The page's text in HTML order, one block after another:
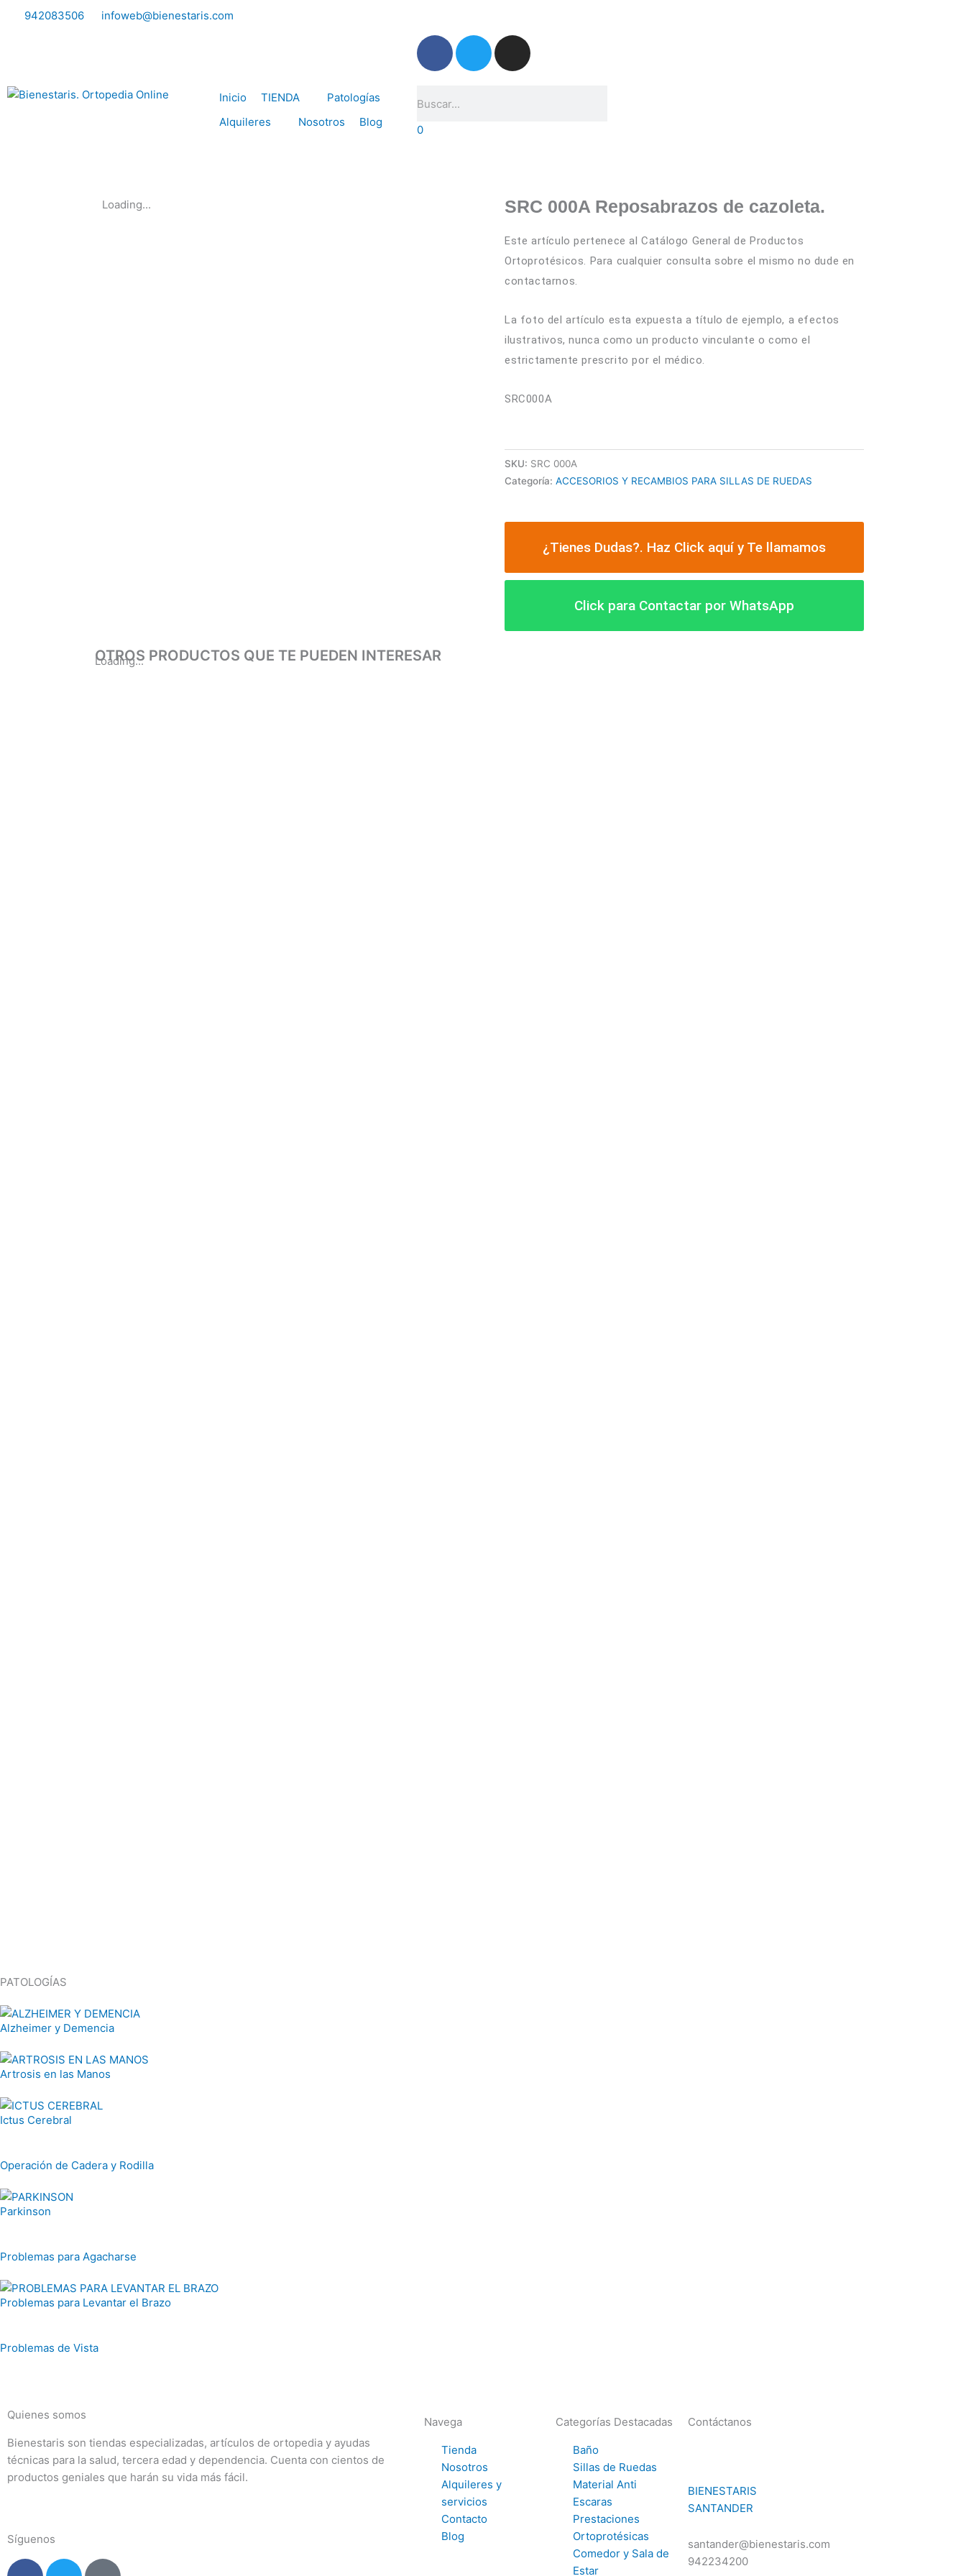
942083506 infoweb@bienestaris.com
F
e
b
T
w
I
Inicio TIENDA
Patologías
Alquileres
Nosotros Blog
0
Loading... SRC 000A Reposabrazos de cazoleta.
Este artículo pertenece al Catálogo General de Productos
Ortoprotésicos. Para cualquier consulta sobre el mismo no dude en
contactarnos.
La foto del artículo esta expuesta a título de ejemplo, a efectos
ilustrativos, nunca como un producto vinculante o como el
estrictamente prescrito por el médico.
SRC000A
SKU: SRC 000A
Categoría: ACCESORIOS Y RECAMBIOS PARA SILLAS DE RUEDAS
¿Tienes Dudas?. Haz Click aquí y Te llamamos
Click para Contactar por WhatsApp
Loading...
OTROS PRODUCTOS QUE TE PUEDEN INTERESAR
PATOLOGÍAS
Alzheimer y Demencia
Artrosis en las Manos
Ictus Cerebral
Operación de Cadera y Rodilla
Parkinson
Problemas para Agacharse
Problemas para Levantar el Brazo
Problemas de Vista
Quienes somos
Bienestaris son tiendas especializadas, artículos de ortopedia y ayudas
técnicas para la salud, tercera edad y dependencia. Cuenta con cientos de
productos geniales que harán su vida más fácil.
Síguenos
F
T
I
Navega
Tienda
Nosotros
Alquileres y
servicios
Contacto
Blog
Categorías Destacadas
Baño
Sillas de Ruedas
Material Anti
Escaras
Prestaciones
Ortoprotésicas
Comedor y Sala de
Estar
Contáctanos
BIENESTARIS
SANTANDER
santander@bienestaris.com
942234200